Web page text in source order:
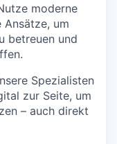
moderne
um
betreuen und
Spezialisten
zur Seite, um
– auch direkt